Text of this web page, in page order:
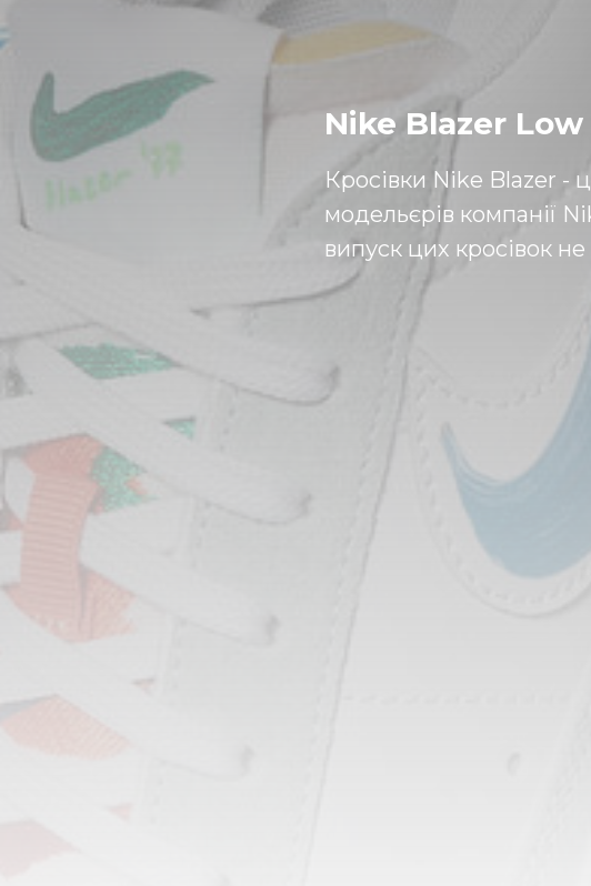
Nike Blazer Low
Кросівки Nike Blazer -
модельєрів компанії
випуск цих кросівок